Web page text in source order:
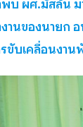
พบ ผศ.มัสลัน
านของนายก
รขับเคลื่อนงา